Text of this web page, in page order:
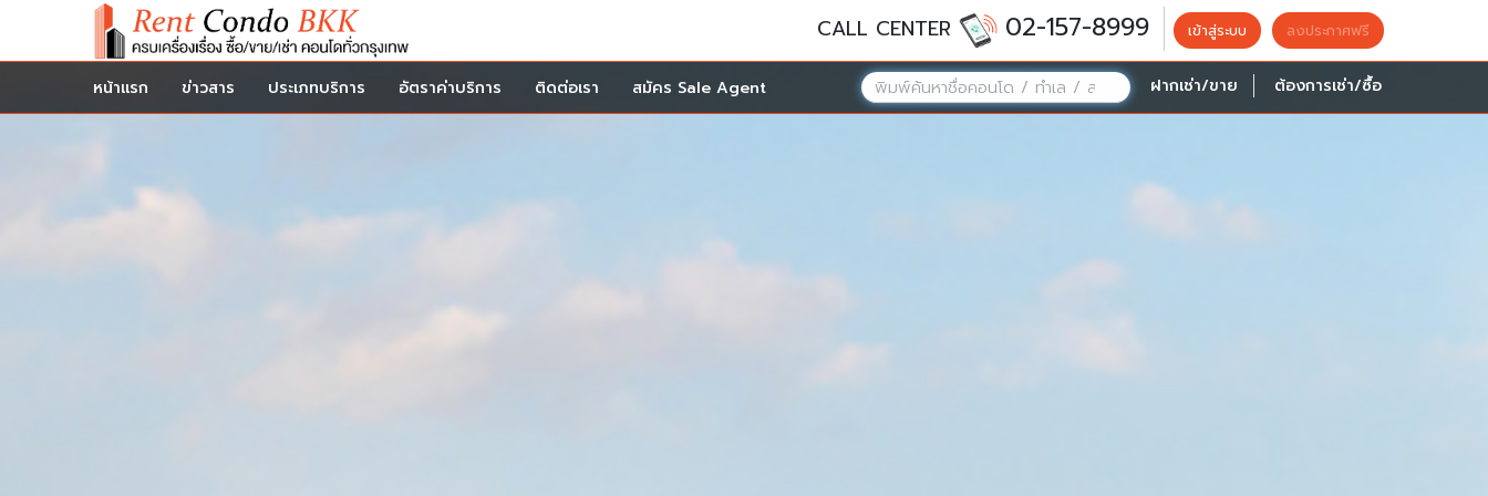
CALL CENTER 02-157-8999 เข้าสู่ระบบ ลงประกาศฟรี
หน้าแรก ข่าวสาร ประเภทบริการ อัตราค่าบริการ ติดต่อเรา สมัคร Sale Agent ฝากเช่า/ขาย ต้องการเช่า/ซื้อ